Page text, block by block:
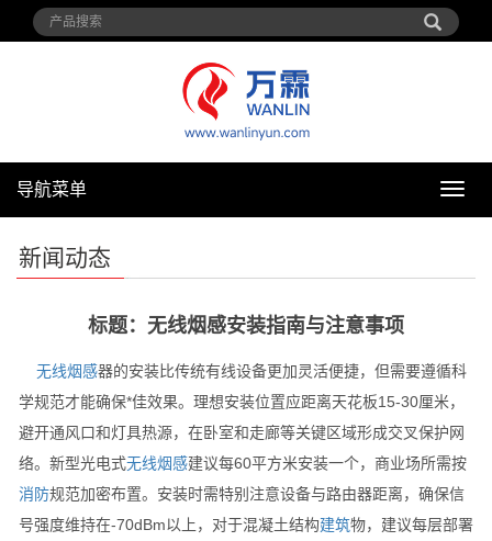
导
导航菜单
新闻动态
标题：无线烟感安装指南与注意事项
无线烟感器的安装比传统有线设备更加灵活便捷，但需要遵循科
学规范才能确保*佳效果。理想安装位置应距离天花板15-30厘米，
避开通风口和灯具热源，在卧室和走廊等关键区域形成交叉保护网
络。新型光电式无线烟感建议每60平方米安装一个，商业场所需按
消防规范加密布置。安装时需特别注意设备与路由器距离，确保信
号强度维持在-70dBm以上，对于混凝土结构建筑物，建议每层部署